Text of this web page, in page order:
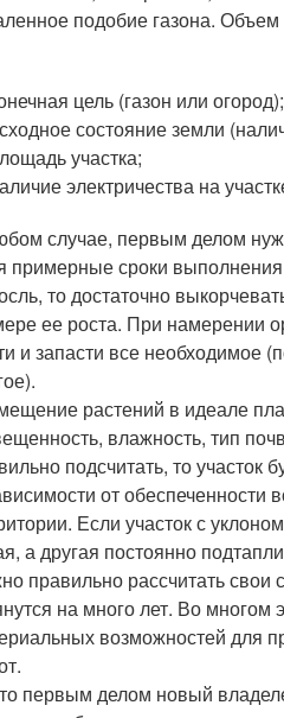
подобие газона.
цель (газон или огород);
состояние земли
участка;
электричества на
случае, первым делом
примерные сроки выполнения
то достаточно
ее роста. При намерении
и запасти все необходимое
растений в идеале
влажность, тип
подсчитать, то участок
от обеспеченности
Если участок с
а другая постоянно
правильно рассчитать
на много лет. Во многом
возможностей для
первым делом новый